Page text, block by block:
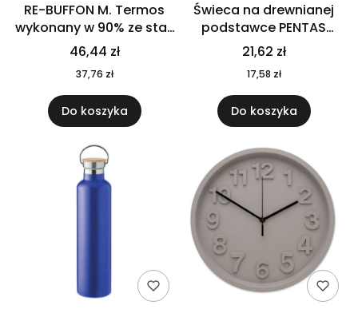
RE-BUFFON M. Termos
wykonany w 90% ze stali
nierdzewnej
pochodzącej z
recyklingu 520 ml 94294
46,44 zł
37,76 zł
Do koszyka
Świeca na drewnianej
podstawce PENTAS
MO6282-40
21,62 zł
17,58 zł
Do koszyka